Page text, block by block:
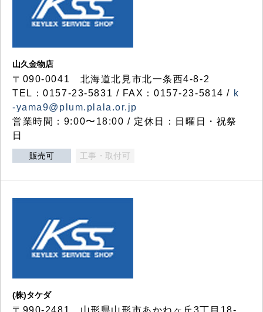
山久金物店
〒090-0041 北海道北見市北一条西4-8-2
TEL：0157-23-5831 / FAX：0157-23-5814 / k
-yama9@plum.plala.or.jp
営業時間：9:00〜18:00 / 定休日：日曜日・祝祭
日
販売可 工事・取付可
(株)タケダ
〒990-2481 山形県山形市あかねヶ丘3丁目18-